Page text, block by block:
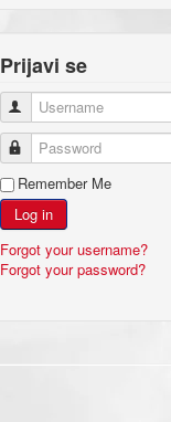
Prijavi se
Username
Password
Remember Me
Log in
Forgot your username?
Forgot your password?